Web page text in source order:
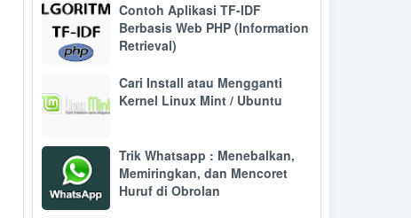
Contoh Aplikasi TF-IDF
Berbasis Web PHP (Information
Retrieval)
Cari Install atau Mengganti
Kernel Linux Mint / Ubuntu
Trik Whatsapp : Menebalkan,
Memiringkan, dan Mencoret
Huruf di Obrolan